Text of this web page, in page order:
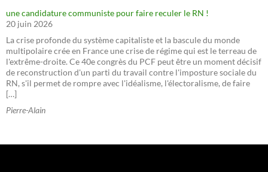
une candidature communiste pour faire reculer le RN !
20 juin 2026
La crise profonde du système capitaliste et la bascule du monde
multipolaire crée en France une crise de régime qui est le terreau de
l'extrême-droite. Ce 40e congrès du PCF peut être un moment décisif
de reconstruction d'un parti du travail contre l'imposture sociale du
RN, s'il permet de rompre avec l'idéalisme, l'électoralisme, de faire
[…]
Pierre-Alain